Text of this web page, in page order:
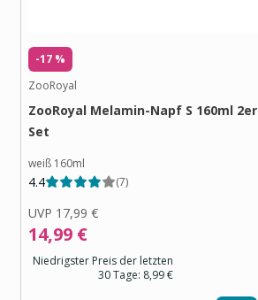
-17 %
ZooRoyal
ZooRoyal Melamin-Napf S 160ml 2er
Set
weiß 160ml
4.4 (7)
UVP 17,99 €
14,99 €
Niedrigster Preis der letzten
30 Tage: 8,99 €